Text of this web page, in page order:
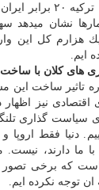
نشان میدهد
یك هزارم كل این
ایم.
های كلان با
تاثیر ساخت این
نیز
سیاست گذاری تلنگر
دنیا فقط
ما دارند، نیست.
است كه برخی
توجه نكرده ایم.